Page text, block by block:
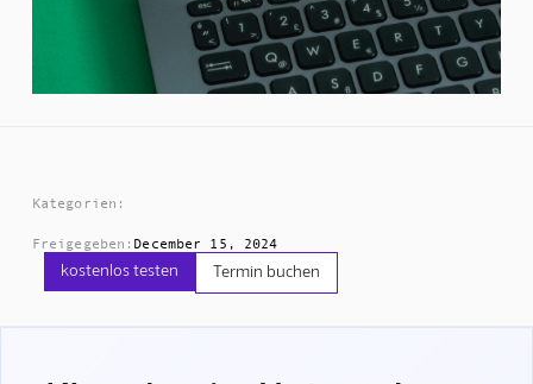
Kategorien:
Freigegeben: December 15, 2024
kostenlos testen Termin buchen